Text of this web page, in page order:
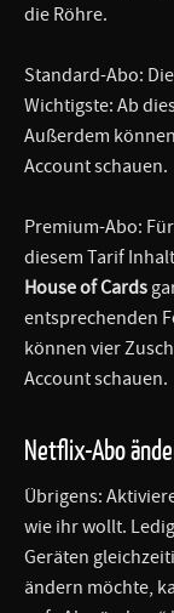
die Röhre.
Standard-Abo:
Wichtigste: Ab
Außerdem
Account schauen.
Premium-Abo:
diesem Tarif
House of Cards
entsprechenden
können vier
Account schauen.
Netflix-Abo
Übrigens:
wie ihr wollt.
Geräten
ändern möchte,